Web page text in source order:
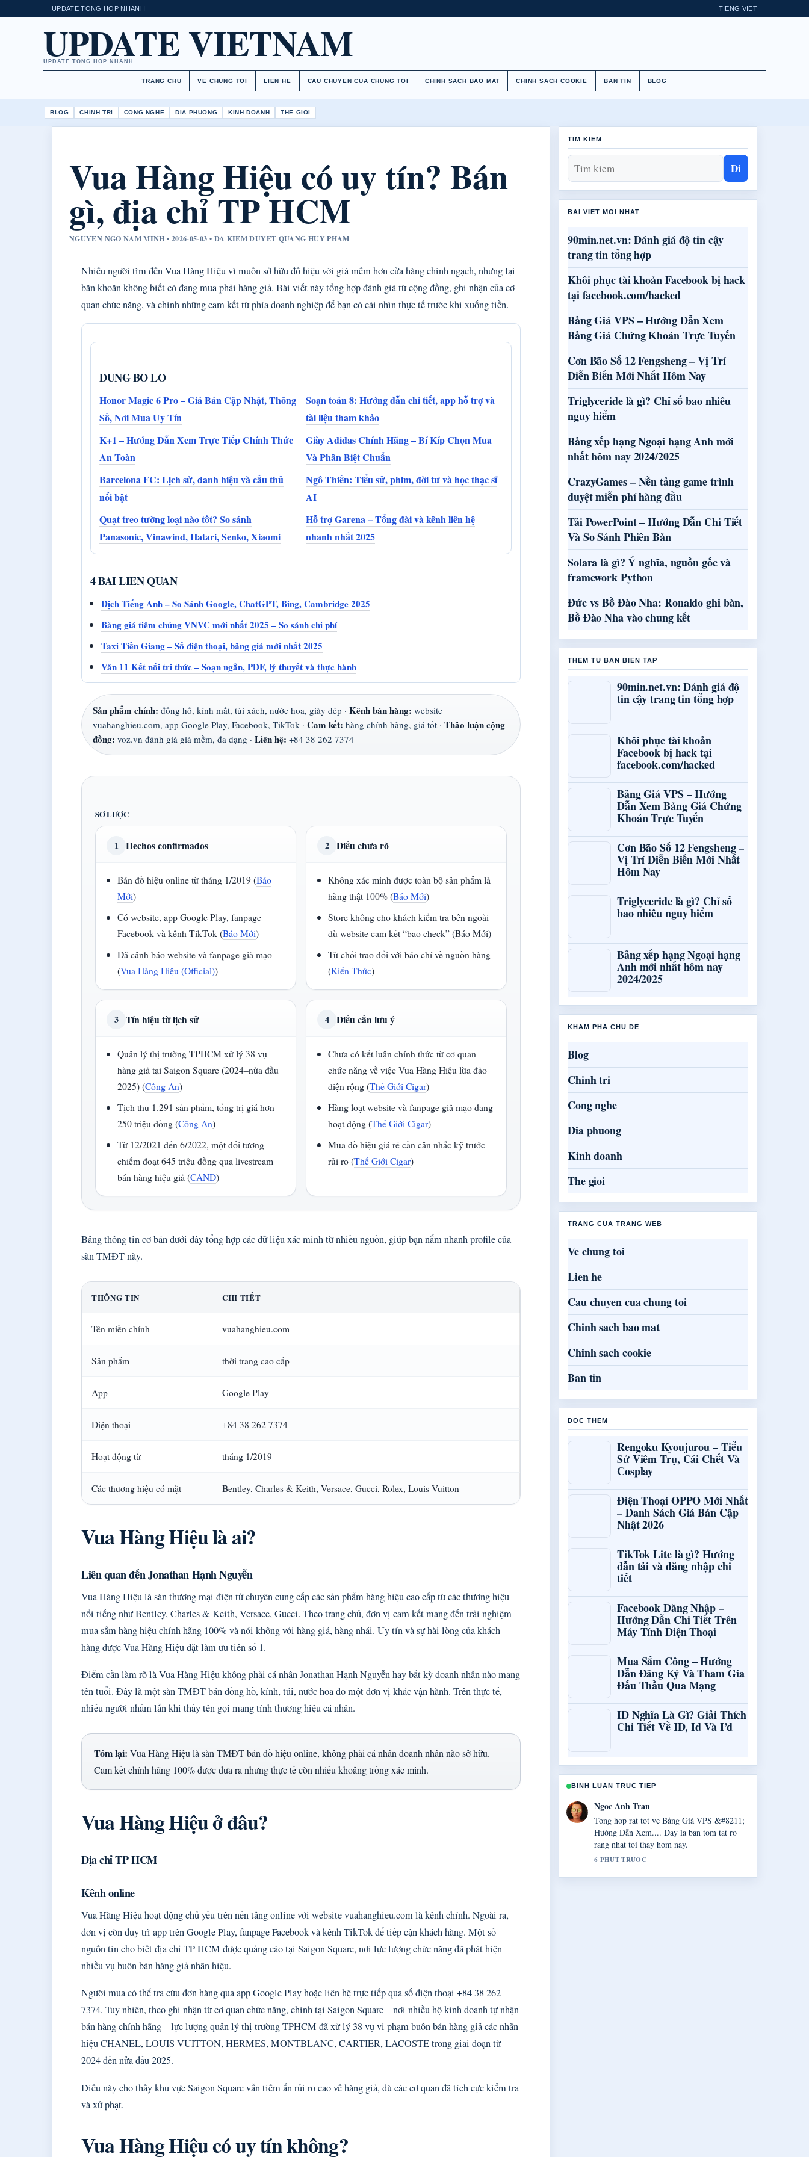
UPDATE TONG HOP NHANH TIENG VIET
UPDATE VIETNAM
UPDATE TONG HOP NHANH
TRANG CHU VE CHUNG TOI LIEN HE CAU CHUYEN CUA CHUNG TOI CHINH SACH BAO MAT CHINH SACH COOKIE BAN TIN BLOG
BLOG CHINH TRI CONG NGHE DIA PHUONG KINH DOANH THE GIOI
Vua Hàng Hiệu có uy tín? Bán
gì, địa chỉ TP HCM
NGUYEN NGO NAM MINH • 2026-05-03 • DA KIEM DUYET QUANG HUY PHAM
Nhiều người tìm đến Vua Hàng Hiệu vì muốn sở hữu đồ hiệu với giá mềm hơn cửa hàng chính ngạch, nhưng lại
băn khoăn không biết có đang mua phải hàng giả. Bài viết này tổng hợp đánh giá từ cộng đồng, ghi nhận của cơ
quan chức năng, và chính những cam kết từ phía doanh nghiệp để bạn có cái nhìn thực tế trước khi xuống tiền.
DUNG BO LO
Honor Magic 6 Pro – Giá Bán Cập Nhật, Thông
Số, Nơi Mua Uy Tín
Soạn toán 8: Hướng dẫn chi tiết, app hỗ trợ và
tài liệu tham khảo
K+1 – Hướng Dẫn Xem Trực Tiếp Chính Thức
An Toàn
Giày Adidas Chính Hãng – Bí Kíp Chọn Mua
Và Phân Biệt Chuẩn
Barcelona FC: Lịch sử, danh hiệu và cầu thủ
nổi bật
Ngô Thiến: Tiểu sử, phim, đời tư và học thạc sĩ
AI
Quạt treo tường loại nào tốt? So sánh
Panasonic, Vinawind, Hatari, Senko, Xiaomi
Hỗ trợ Garena – Tổng đài và kênh liên hệ
nhanh nhất 2025
4 BAI LIEN QUAN
Dịch Tiếng Anh – So Sánh Google, ChatGPT, Bing, Cambridge 2025
Bảng giá tiêm chủng VNVC mới nhất 2025 – So sánh chi phí
Taxi Tiền Giang – Số điện thoại, bảng giá mới nhất 2025
Văn 11 Kết nối tri thức – Soạn ngắn, PDF, lý thuyết và thực hành
Sản phẩm chính: đồng hồ, kính mắt, túi xách, nước hoa, giày dép · Kênh bán hàng: website
vuahanghieu.com, app Google Play, Facebook, TikTok · Cam kết: hàng chính hãng, giá tốt · Thảo luận cộng
đồng: voz.vn đánh giá giá mềm, đa dạng · Liên hệ: +84 38 262 7374
SƠ LƯỢC
1 Hechos confirmados
Bán đồ hiệu online từ tháng 1/2019 (Báo
Mới)
Có website, app Google Play, fanpage
Facebook và kênh TikTok (Báo Mới)
Đã cảnh báo website và fanpage giả mạo
(Vua Hàng Hiệu (Official))
2 Điều chưa rõ
Không xác minh được toàn bộ sản phẩm là
hàng thật 100% (Báo Mới)
Store không cho khách kiểm tra bên ngoài
dù website cam kết “bao check” (Báo Mới)
Từ chối trao đổi với báo chí về nguồn hàng
(Kiến Thức)
3 Tín hiệu từ lịch sử
Quản lý thị trường TPHCM xử lý 38 vụ
hàng giả tại Saigon Square (2024–nửa đầu
2025) (Công An)
Tịch thu 1.291 sản phẩm, tổng trị giá hơn
250 triệu đồng (Công An)
Từ 12/2021 đến 6/2022, một đối tượng
chiếm đoạt 645 triệu đồng qua livestream
bán hàng hiệu giả (CAND)
4 Điều cần lưu ý
Chưa có kết luận chính thức từ cơ quan
chức năng về việc Vua Hàng Hiệu lừa đảo
diện rộng (Thế Giới Cigar)
Hàng loạt website và fanpage giả mạo đang
hoạt động (Thế Giới Cigar)
Mua đồ hiệu giá rẻ cần cân nhắc kỹ trước
rủi ro (Thế Giới Cigar)
Bảng thông tin cơ bản dưới đây tổng hợp các dữ liệu xác minh từ nhiều nguồn, giúp bạn nắm nhanh profile của
sàn TMĐT này.
THÔNG TIN CHI TIẾT
Tên miền chính vuahanghieu.com
Sản phẩm thời trang cao cấp
App Google Play
Điện thoại +84 38 262 7374
Hoạt động từ tháng 1/2019
Các thương hiệu có mặt Bentley, Charles & Keith, Versace, Gucci, Rolex, Louis Vuitton
Vua Hàng Hiệu là ai?
Liên quan đến Jonathan Hạnh Nguyễn
Vua Hàng Hiệu là sàn thương mại điện tử chuyên cung cấp các sản phẩm hàng hiệu cao cấp từ các thương hiệu
nổi tiếng như Bentley, Charles & Keith, Versace, Gucci. Theo trang chủ, đơn vị cam kết mang đến trải nghiệm
mua sắm hàng hiệu chính hãng 100% và nói không với hàng giả, hàng nhái. Uy tín và sự hài lòng của khách
hàng được Vua Hàng Hiệu đặt làm ưu tiên số 1.
Điểm cần làm rõ là Vua Hàng Hiệu không phải cá nhân Jonathan Hạnh Nguyễn hay bất kỳ doanh nhân nào mang
tên tuổi. Đây là một sàn TMĐT bán đồng hồ, kính, túi, nước hoa do một đơn vị khác vận hành. Trên thực tế,
nhiều người nhầm lẫn khi thấy tên gọi mang tính thương hiệu cá nhân.
Tóm lại: Vua Hàng Hiệu là sàn TMĐT bán đồ hiệu online, không phải cá nhân doanh nhân nào sở hữu.
Cam kết chính hãng 100% được đưa ra nhưng thực tế còn nhiều khoảng trống xác minh.
Vua Hàng Hiệu ở đâu?
Địa chỉ TP HCM
Kênh online
Vua Hàng Hiệu hoạt động chủ yếu trên nền tảng online với website vuahanghieu.com là kênh chính. Ngoài ra,
đơn vị còn duy trì app trên Google Play, fanpage Facebook và kênh TikTok để tiếp cận khách hàng. Một số
nguồn tin cho biết địa chỉ TP HCM được quảng cáo tại Saigon Square, nơi lực lượng chức năng đã phát hiện
nhiều vụ buôn bán hàng giả nhãn hiệu.
Người mua có thể tra cứu đơn hàng qua app Google Play hoặc liên hệ trực tiếp qua số điện thoại +84 38 262
7374. Tuy nhiên, theo ghi nhận từ cơ quan chức năng, chính tại Saigon Square – nơi nhiều hộ kinh doanh tự nhận
bán hàng chính hãng – lực lượng quản lý thị trường TPHCM đã xử lý 38 vụ vi phạm buôn bán hàng giả các nhãn
hiệu CHANEL, LOUIS VUITTON, HERMES, MONTBLANC, CARTIER, LACOSTE trong giai đoạn từ
2024 đến nửa đầu 2025.
Điều này cho thấy khu vực Saigon Square vẫn tiềm ẩn rủi ro cao về hàng giả, dù các cơ quan đã tích cực kiểm tra
và xử phạt.
Vua Hàng Hiệu có uy tín không?
TIM KIEM
Di
BAI VIET MOI NHAT
90min.net.vn: Đánh giá độ tin cậy
trang tin tổng hợp
Khôi phục tài khoản Facebook bị hack
tại facebook.com/hacked
Bảng Giá VPS – Hướng Dẫn Xem
Bảng Giá Chứng Khoán Trực Tuyến
Cơn Bão Số 12 Fengsheng – Vị Trí
Diễn Biến Mới Nhất Hôm Nay
Triglyceride là gì? Chỉ số bao nhiêu
nguy hiểm
Bảng xếp hạng Ngoại hạng Anh mới
nhất hôm nay 2024/2025
CrazyGames – Nền tảng game trình
duyệt miễn phí hàng đầu
Tải PowerPoint – Hướng Dẫn Chi Tiết
Và So Sánh Phiên Bản
Solara là gì? Ý nghĩa, nguồn gốc và
framework Python
Đức vs Bồ Đào Nha: Ronaldo ghi bàn,
Bồ Đào Nha vào chung kết
THEM TU BAN BIEN TAP
90min.net.vn: Đánh giá độ
tin cậy trang tin tổng hợp
Khôi phục tài khoản
Facebook bị hack tại
facebook.com/hacked
Bảng Giá VPS – Hướng
Dẫn Xem Bảng Giá Chứng
Khoán Trực Tuyến
Cơn Bão Số 12 Fengsheng –
Vị Trí Diễn Biến Mới Nhất
Hôm Nay
Triglyceride là gì? Chỉ số
bao nhiêu nguy hiểm
Bảng xếp hạng Ngoại hạng
Anh mới nhất hôm nay
2024/2025
KHAM PHA CHU DE
Blog
Chinh tri
Cong nghe
Dia phuong
Kinh doanh
The gioi
TRANG CUA TRANG WEB
Ve chung toi
Lien he
Cau chuyen cua chung toi
Chinh sach bao mat
Chinh sach cookie
Ban tin
DOC THEM
Rengoku Kyoujurou – Tiểu
Sử Viêm Trụ, Cái Chết Và
Cosplay
Điện Thoại OPPO Mới Nhất
– Danh Sách Giá Bán Cập
Nhật 2026
TikTok Lite là gì? Hướng
dẫn tải và đăng nhập chi
tiết
Facebook Đăng Nhập –
Hướng Dẫn Chi Tiết Trên
Máy Tính Điện Thoại
Mua Sắm Công – Hướng
Dẫn Đăng Ký Và Tham Gia
Đấu Thầu Qua Mạng
ID Nghĩa Là Gì? Giải Thích
Chi Tiết Về ID, Id Và I’d
BINH LUAN TRUC TIEP
Minh Nguyen
Toi dang theo doi sat 90min.net.vn: Đánh giá
độ tin cậy trang... va danh gia cao giong dieu
can bang.
8 PHUT TRUOC